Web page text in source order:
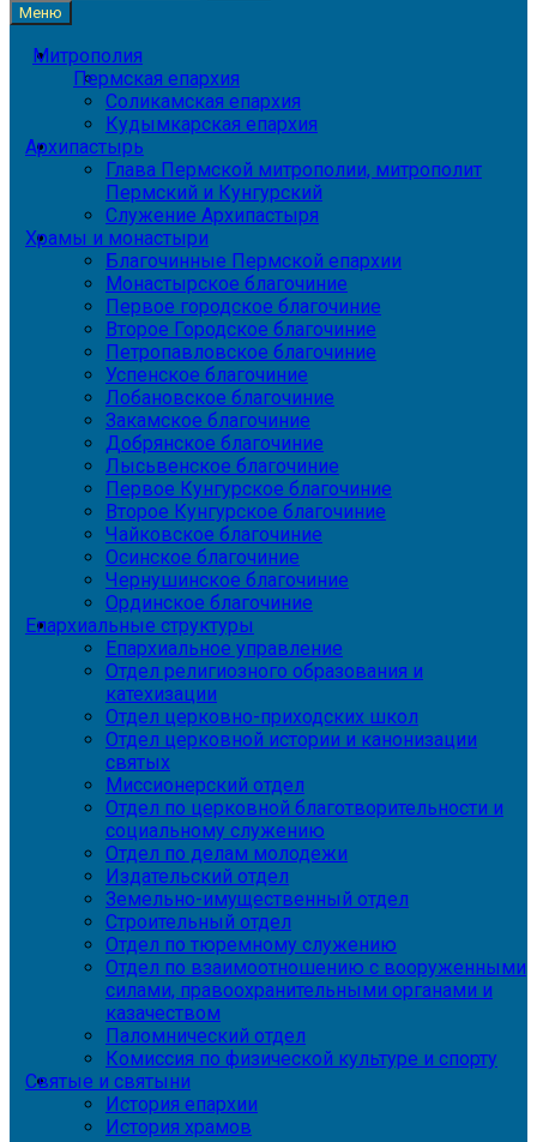
Меню
Митрополия
Пермская епархия
Соликамская епархия
Кудымкарская епархия
Архипастырь
Глава Пермской митрополии, митрополит
Пермский и Кунгурский
Служение Архипастыря
Храмы и монастыри
Благочинные Пермской епархии
Монастырское благочиние
Первое городское благочиние
Второе Городское благочиние
Петропавловское благочиние
Успенское благочиние
Лобановское благочиние
Закамское благочиние
Добрянское благочиние
Лысьвенское благочиние
Первое Кунгурское благочиние
Второе Кунгурское благочиние
Чайковское благочиние
Осинское благочиние
Чернушинское благочиние
Ординское благочиние
Епархиальные структуры
Епархиальное управление
Отдел религиозного образования и
катехизации
Отдел церковно-приходских школ
Отдел церковной истории и канонизации
святых
Миссионерский отдел
Отдел по церковной благотворительности и
социальному служению
Отдел по делам молодежи
Издательский отдел
Земельно-имущественный отдел
Строительный отдел
Отдел по тюремному служению
Отдел по взаимоотношению с вооруженными
силами, правоохранительными органами и
казачеством
Паломнический отдел
Комиссия по физической культуре и спорту
Святые и святыни
История епархии
История храмов